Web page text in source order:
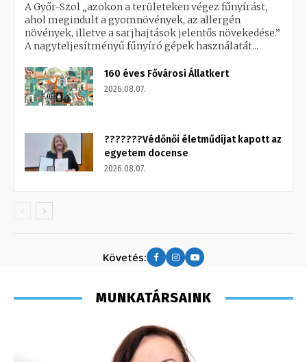
A Győr-Szol „azokon a területeken végez fűnyírást,
ahol megindult a gyomnövények, az allergén
növények, illetve a sarjhajtások jelentős növekedése.”
A nagyteljesítményű fűnyíró gépek használatát...
160 éves Fővárosi Állatkert
2026.08.07.
???????Védőnői életműdíjat kapott az
egyetem docense
2026.08.07.
Követés:
MUNKATÁRSAINK